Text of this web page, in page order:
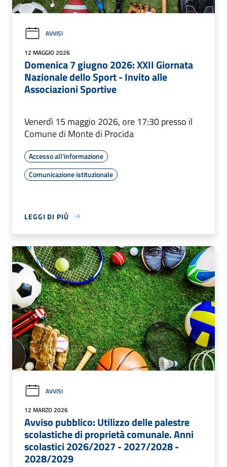
AVVISI
12 MAGGIO 2026
Domenica 7 giugno 2026: XXII Giornata
Nazionale dello Sport - Invito alle
Associazioni Sportive
Venerdì 15 maggio 2026, ore 17:30 presso il
Comune di Monte di Procida
Accesso all'informazione
Comunicazione istituzionale
LEGGI DI PIÙ
AVVISI
12 MARZO 2026
Avviso pubblico: Utilizzo delle palestre
scolastiche di proprietà comunale. Anni
scolastici 2026/2027 - 2027/2028 -
2028/2029